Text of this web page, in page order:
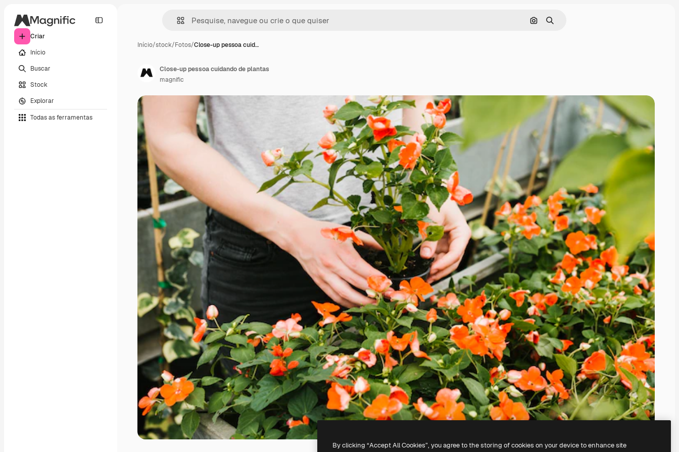
Criar
Início
Buscar
Stock
Explorar
Todas as ferramentas
Pesquisar por imagem
Buscar
Início/stock/Fotos/Close-up pessoa cuid…
Close-up pessoa cuidando de plantas
magnific
By clicking “Accept All Cookies”, you agree to the storing of cookies on your device to enhance site